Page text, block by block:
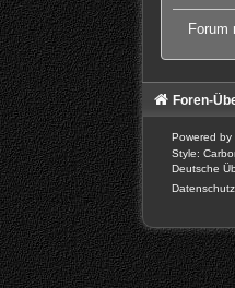
Forum
Foren-
Powered by
Style:
Deutsche
Datenschutz